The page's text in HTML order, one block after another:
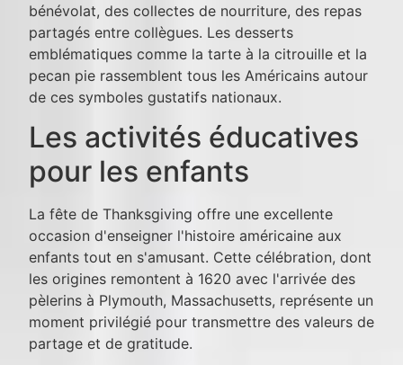
bénévolat, des collectes de nourriture, des repas
partagés entre collègues. Les desserts
emblématiques comme la tarte à la citrouille et la
pecan pie rassemblent tous les Américains autour
de ces symboles gustatifs nationaux.
Les activités éducatives
pour les enfants
La fête de Thanksgiving offre une excellente
occasion d'enseigner l'histoire américaine aux
enfants tout en s'amusant. Cette célébration, dont
les origines remontent à 1620 avec l'arrivée des
pèlerins à Plymouth, Massachusetts, représente un
moment privilégié pour transmettre des valeurs de
partage et de gratitude.